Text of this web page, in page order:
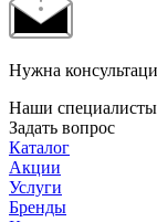
Нужна
Наши
Задать вопрос
Каталог
Акции
Услуги
Бренды